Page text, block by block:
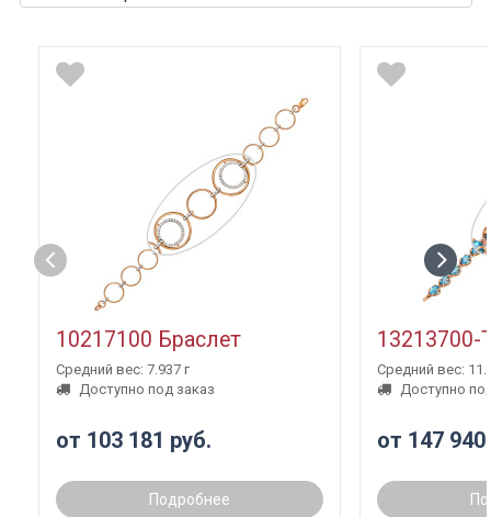
10217100 Браслет
Средний вес: 7.937 г
Доступно под заказ
от 103 181 руб.
Подробнее
13213700-
Средний вес:
Доступно
от 147 940